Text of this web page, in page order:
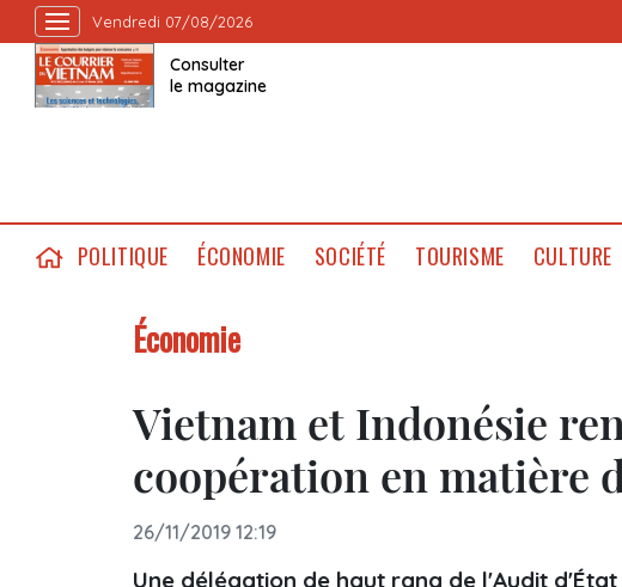
Vendredi 07/08/2026
Consulter
le magazine
POLITIQUE ÉCONOMIE SOCIÉTÉ TOURISME CULTURE
Économie
Vietnam et Indonésie
coopération en matière
26/11/2019 12:19
Une délégation de haut rang de l'Audit